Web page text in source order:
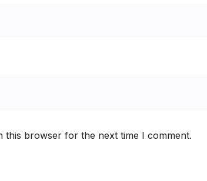
this browser for the next time I comment.